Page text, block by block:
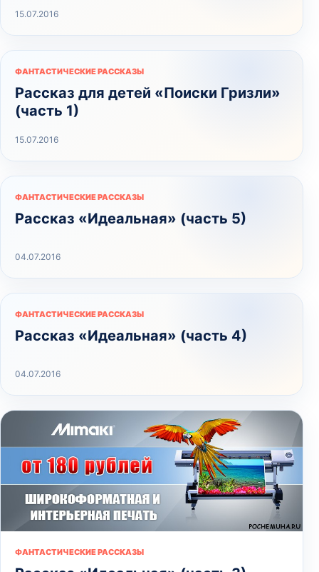
15.07.2016
ФАНТАСТИЧЕСКИЕ РАССКАЗЫ
Рассказ для детей «Поиски Гризли»
(часть 1)
15.07.2016
ФАНТАСТИЧЕСКИЕ РАССКАЗЫ
Рассказ «Идеальная» (часть 5)
04.07.2016
ФАНТАСТИЧЕСКИЕ РАССКАЗЫ
Рассказ «Идеальная» (часть 4)
04.07.2016
ФАНТАСТИЧЕСКИЕ РАССКАЗЫ